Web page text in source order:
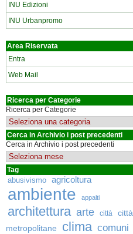
INU Edizioni
INU Urbanpromo
Area Riservata
Entra
Web Mail
Ricerca per Categorie
Ricerca per Categorie
Cerca in Archivio i post precedenti
Cerca in Archivio i post precedenti
Tag
abusivismo agricoltura
ambiente appalti
architettura arte città
città
metropolitane
clima comuni